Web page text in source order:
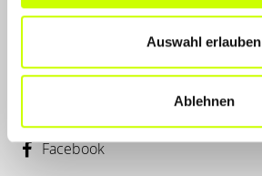
Auswahl erlauben
Ablehnen
LET'S CONNECT
Instagram
Facebook